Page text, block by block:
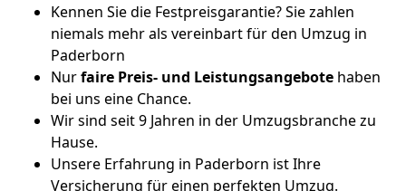
Kennen Sie die Festpreisgarantie? Sie zahlen
niemals mehr als vereinbart für den Umzug in
Paderborn
Nurfaire Preis- und Leistungsangebote haben
bei uns eine Chance.
Wir sind seit 9 Jahren in der Umzugsbranche zu
Hause.
Unsere Erfahrung in Paderborn ist Ihre
Versicherung für einen perfekten Umzug.